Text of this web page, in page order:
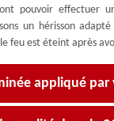
pouvoir effectuer
un hérisson
feu est éteint après
appliqué